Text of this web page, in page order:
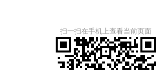
扫一扫在手机上查看当前页面